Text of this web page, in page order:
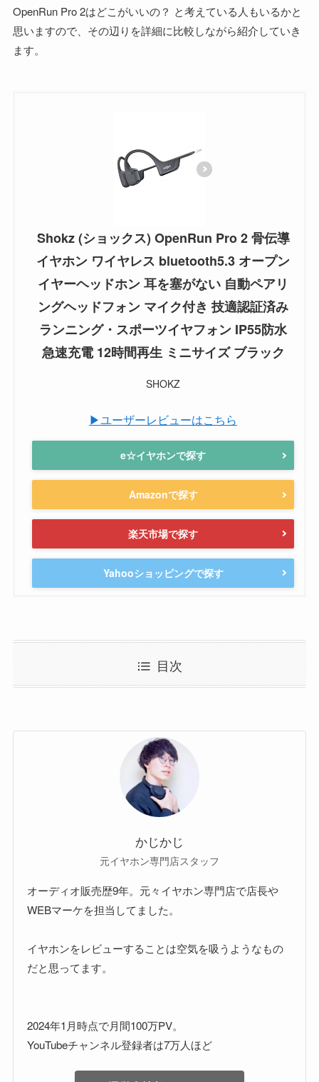
OpenRun Pro 2はどこがいいの？ と考えている人もいるかと
思いますので、その辺りを詳細に比較しながら紹介していき
ます。
Shokz (ショックス) OpenRun Pro 2 骨伝導
イヤホン ワイヤレス bluetooth5.3 オープン
イヤーヘッドホン 耳を塞がない 自動ペアリ
ングヘッドフォン マイク付き 技適認証済み
ランニング・スポーツイヤフォン IP55防水
急速充電 12時間再生 ミニサイズ ブラック
SHOKZ
▶ユーザーレビューはこちら
e☆イヤホンで探す
Amazonで探す
楽天市場で探す
Yahooショッピングで探す
目次
かじかじ
元イヤホン専門店スタッフ
オーディオ販売歴9年。元々イヤホン専門店で店長や
WEBマーケを担当してました。
イヤホンをレビューすることは空気を吸うようなもの
だと思ってます。
2024年1月時点で月間100万PV。
YouTubeチャンネル登録者は7万人ほど